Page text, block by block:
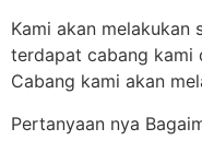
Kami akan melakukan
terdapat cabang kami
Cabang kami akan
Pertanyaan nya